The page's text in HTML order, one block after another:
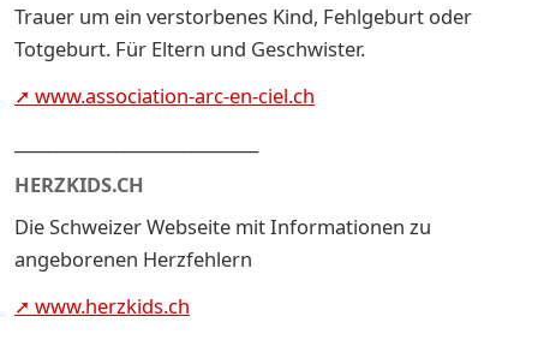
Trauer um ein verstorbenes Kind, Fehlgeburt oder
Totgeburt. Für Eltern und Geschwister.
➚ www.association-arc-en-ciel.ch
HERZKIDS.CH
Die Schweizer Webseite mit Informationen zu
angeborenen Herzfehlern
➚ www.herzkids.ch